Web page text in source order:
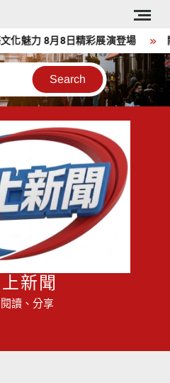
魅力 8月8日精彩展演登場
新聞
讀、分享